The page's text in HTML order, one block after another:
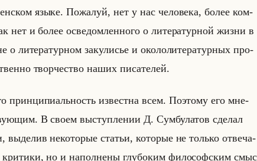
языке. По­жа­луй, нет у нас че­ло­ве­ка, более ком­
нет и более осве­дом­лен­но­го о ли­те­ра­тур­ной жизни в
о ли­те­ра­тур­ном за­ку­ли­сье и око­ло­ли­те­ра­тур­ных про­
твор­че­ство наших пи­са­те­лей.
прин­ци­пи­альность из­вест­на всем. По­это­му его мне­
В своем вы­ступ­ле­нии Д. Сум­бу­ла­тов сде­лал
вы­де­лив неко­то­рые ста­тьи, ко­то­рые не только от­ве­ча­
кри­ти­ки, но и на­пол­не­ны глу­бо­ким фи­ло­соф­ским